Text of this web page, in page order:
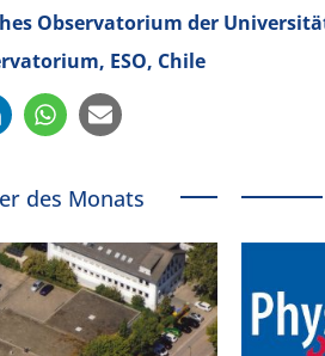
Observatorium der
ESO, Chile
des Monats